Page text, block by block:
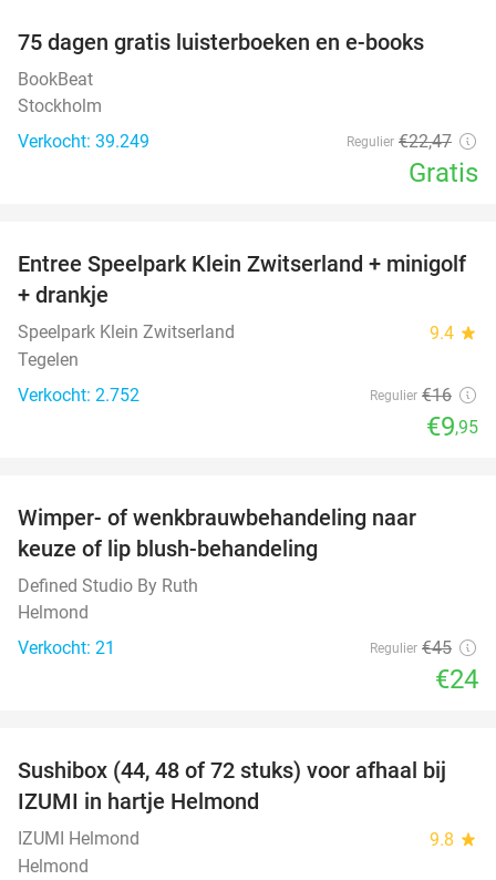
75 dagen gratis luisterboeken en e-books
BookBeat
Stockholm
Verkocht: 39.249
Regulier €22,47
Gratis
38%
Entree Speelpark Klein Zwitserland + minigolf
+ drankje
Speelpark Klein Zwitserland 9.4 star
Tegelen
Verkocht: 2.752
Regulier €16
€9,95
Wimper- of wenkbrauwbehandeling naar
keuze of lip blush-behandeling
Defined Studio By Ruth
Helmond
Verkocht: 21
Regulier €45
€24
45%
Sushibox (44, 48 of 72 stuks) voor afhaal bij
IZUMI in hartje Helmond
IZUMI Helmond 9.8 star
Helmond